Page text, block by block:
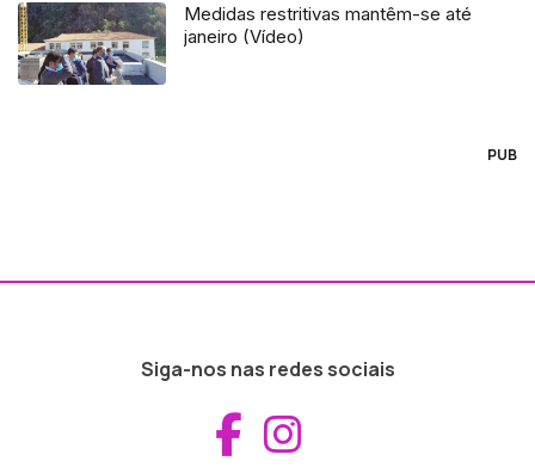
Medidas restritivas mantêm-se até
janeiro (Vídeo)
PUB
Siga-nos nas redes sociais
Aceder ao